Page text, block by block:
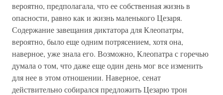
вероятно, предполагала, что ее собственная жизнь в
опасности, равно как и жизнь маленького Цезаря.
Содержание завещания диктатора для Клеопатры,
вероятно, было еще одним потрясением, хотя она,
наверное, уже знала его. Возможно, Клеопатра с горечью
думала о том, что даже еще один день мог все изменить
для нее в этом отношении. Наверное, сенат
действительно собирался предложить Цезарю трон